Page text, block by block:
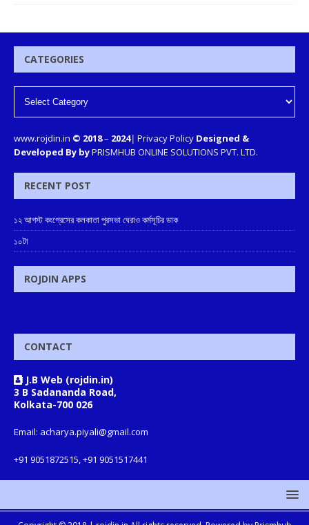
CATEGORIES
www.rojdin.in © 2018– 2024| Privacy Policy Designed &
Developed By byPRISMHUB ONLINE SOLUTIONS PVT. LTD.
RECENT POST
১২ আগস্ট কংগ্রেসের কলকাতা পুরসভা ঘেরাও কর্মসূচির ডাক
১০টা
ROJDIN APPS
CONTACT
J.B Web (rojdin.in)
3 B Sadananda Road,
Kolkata-700 026
Email: acharya.piyali@gmail.com
+91 9051872515, +91 9051517441